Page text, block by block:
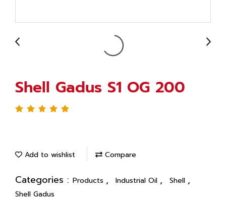
Shell Gadus S1 OG 200
Add to wishlist Compare
Categories : Products , Industrial Oil , Shell ,
Shell Gadus